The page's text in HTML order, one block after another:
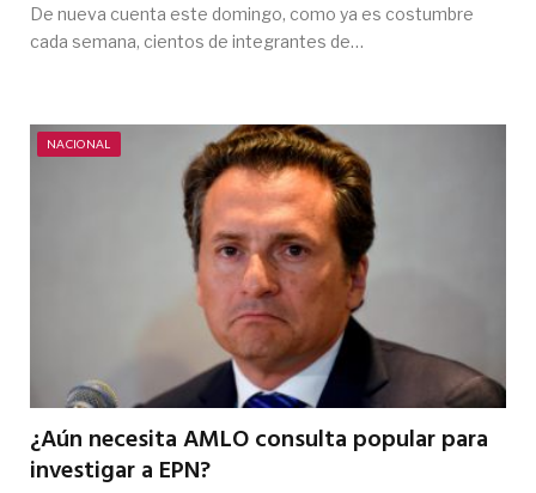
De nueva cuenta este domingo, como ya es costumbre
cada semana, cientos de integrantes de…
NACIONAL
¿Aún necesita AMLO consulta popular para
investigar a EPN?